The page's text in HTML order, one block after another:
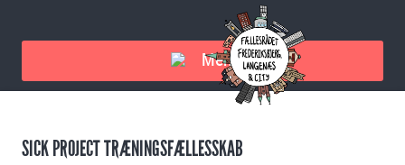
Menu
SICK PROJECT TRÆNINGSFÆLLESSKAB